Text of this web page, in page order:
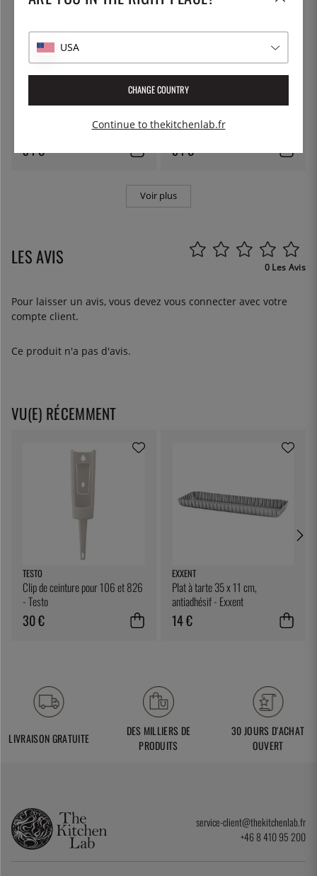
EXXENT
Grille d'égouttage, GN 1/2 -
34 €
TELLIER
Coupe-frites - Tellier
54 €
Voir plus
LES AVIS 0 Les Avis
Pour laisser un avis, vous devez vous connecter avec votre
compte client.
Ce produit n'a pas d'avis.
VU(E) RÉCEMMENT
TESTO
Clip de ceinture pour 106 et 826
- Testo
30 €
EXXENT
Plat à tarte 35 x 11 cm,
antiadhésif - Exxent
14 €
LIVRAISON GRATUITE
DES MILLIERS DE
PRODUITS
30 JOURS D'ACHAT
OUVERT
service-client@thekitchenlab.fr
+46 8 410 95 200
USA
CHANGE COUNTRY
Continue to thekitchenlab.fr